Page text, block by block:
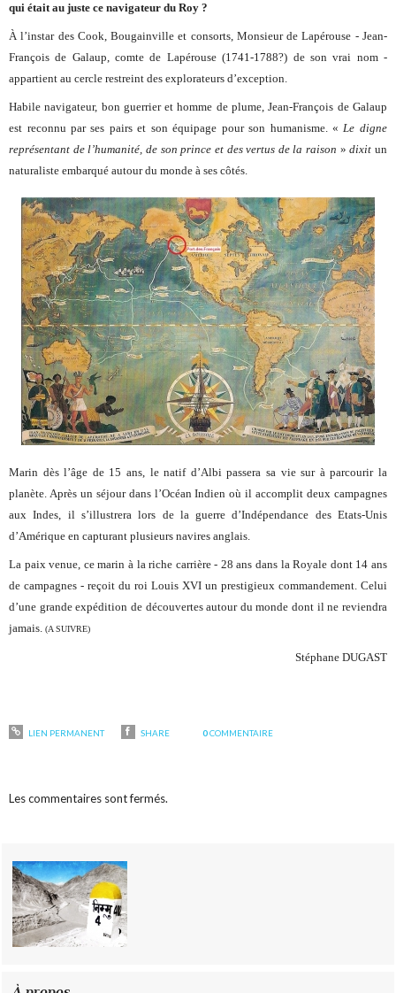
qui était au juste ce navigateur du Roy ?
À l’instar des Cook, Bougainville et consorts, Monsieur de Lapérouse - Jean-
François de Galaup, comte de Lapérouse (1741-1788?) de son vrai nom -
appartient au cercle restreint des explorateurs d’exception.
Habile navigateur, bon guerrier et homme de plume, Jean-François de Galaup
est reconnu par ses pairs et son équipage pour son humanisme. «Le digne
représentant de l’humanité, de son prince et des vertus de la raison »dixit un
naturaliste embarqué autour du monde à ses côtés.
Marin dès l’âge de 15 ans, le natif d’Albi passera sa vie sur à parcourir la
planète. Après un séjour dans l’Océan Indien où il accomplit deux campagnes
aux Indes, il s’illustrera lors de la guerre d’Indépendance des Etats-Unis
d’Amérique en capturant plusieurs navires anglais.
La paix venue, ce marin à la riche carrière - 28 ans dans la Royale dont 14 ans
de campagnes - reçoit du roi Louis XVI un prestigieux commandement. Celui
d’une grande expédition de découvertes autour du monde dont il ne reviendra
jamais.(A SUIVRE)
Stéphane DUGAST
LIEN PERMANENT SHARE 0 COMMENTAIRE
Les commentaires sont fermés.